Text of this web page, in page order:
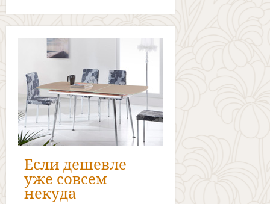
Если дешевле
уже совсем
некуда